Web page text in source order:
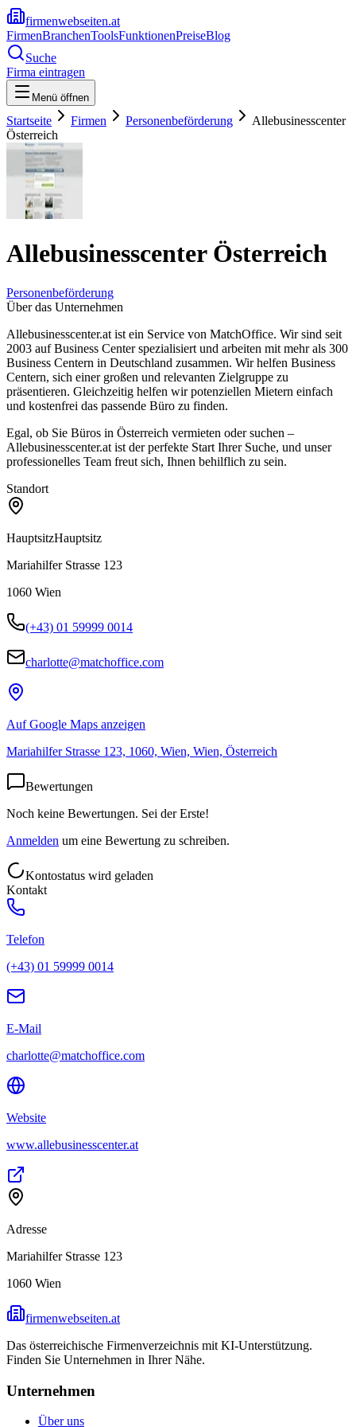
firmenwebseiten.at
FirmenBranchenToolsFunktionenPreiseBlog
Suche
Firma eintragen
Menü öffnen
Startseite Firmen Personenbeförderung
Allebusinesscenter
Österreich
Allebusinesscenter Österreich
Personenbeförderung
Über das Unternehmen
Allebusinesscenter.at ist ein Service von MatchOffice. Wir sind seit
2003 auf Business Center spezialisiert und arbeiten mit mehr als 300
Business Centern in Deutschland zusammen. Wir helfen Business
Centern, sich einer großen und relevanten Zielgruppe zu
präsentieren. Gleichzeitig helfen wir potenziellen Mietern einfach
und kostenfrei das passende Büro zu finden.
Egal, ob Sie Büros in Österreich vermieten oder suchen –
Allebusinesscenter.at ist der perfekte Start Ihrer Suche, und unser
professionelles Team freut sich, Ihnen behilflich zu sein.
Standort
HauptsitzHauptsitz
Mariahilfer Strasse 123
1060 Wien
(+43) 01 59999 0014
charlotte@matchoffice.com
Auf Google Maps anzeigen
Mariahilfer Strasse 123, 1060, Wien, Wien, Österreich
Bewertungen
Noch keine Bewertungen. Sei der Erste!
Anmelden um eine Bewertung zu schreiben.
Kontostatus wird geladen
Kontakt
Telefon
(+43) 01 59999 0014
E-Mail
charlotte@matchoffice.com
Website
www.allebusinesscenter.at
Adresse
Mariahilfer Strasse 123
1060 Wien
firmenwebseiten.at
Das österreichische Firmenverzeichnis mit KI-Unterstützung.
Finden Sie Unternehmen in Ihrer Nähe.
Unternehmen
Über uns